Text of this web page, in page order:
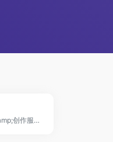
iH5|专业H5工具&amp;创作服务平台 ,Google,Uber,京东,澎湃新闻....2000+知名品牌正在使用,10万+设计师为企业提供H5设计和制作服务,互动大师|专业的HTML5制作工具,灵活的HTML5编辑工具,设计师的HTML5制作神器,企业微信营销利器,免费提供海量的HTML5模板,提供更多创意微信营销新玩法,专业公司企业制作HTML5首选工具,制作专业级的品牌HTML5广告,公司微网站,公众号维护,产品广告,活动营销,手机端新闻,互联网新媒体等.